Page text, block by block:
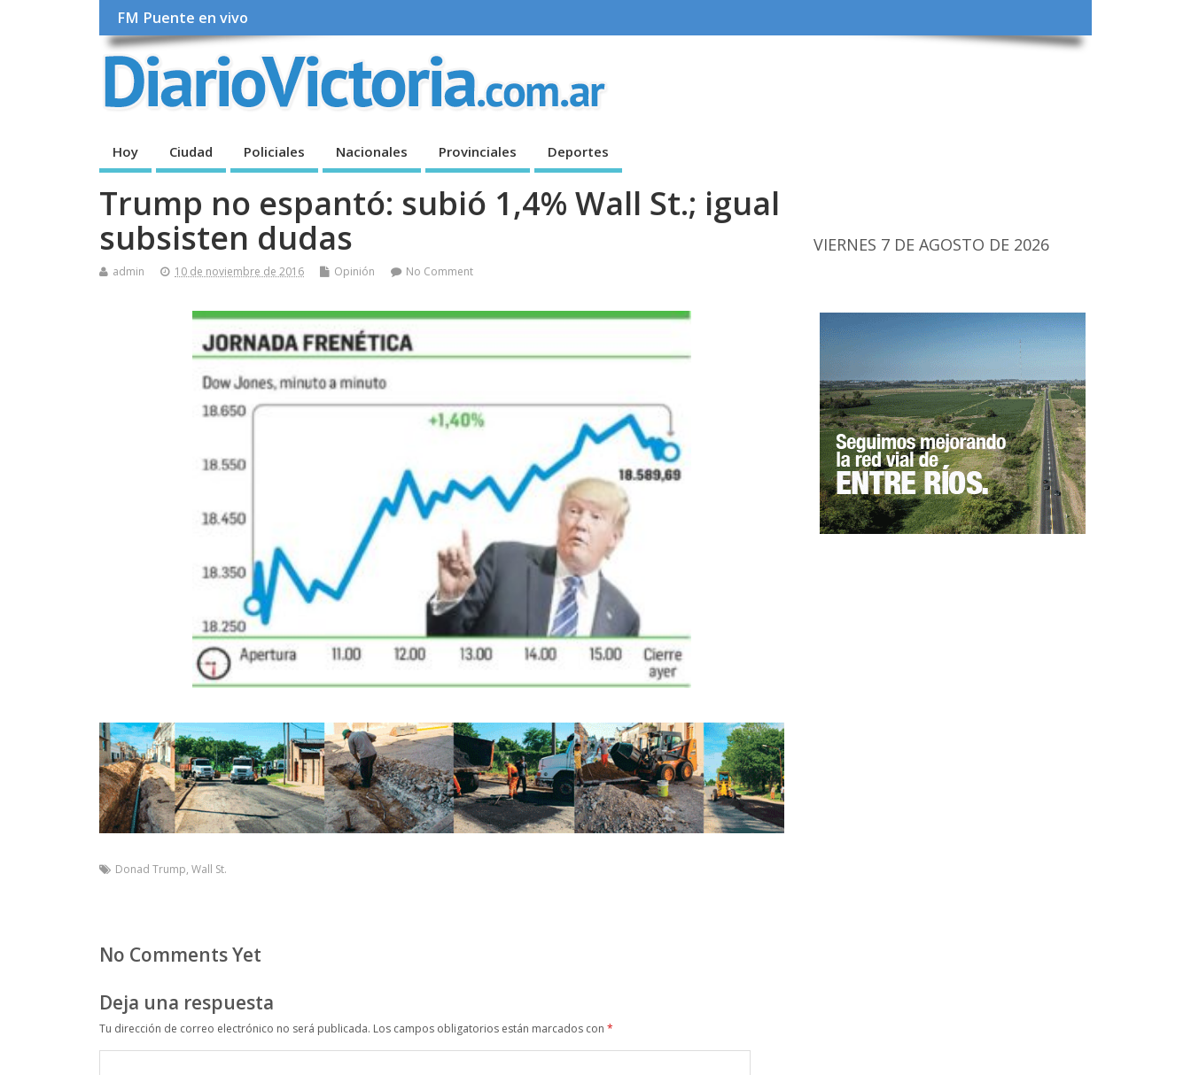
FM Puente en vivo
Hoy Ciudad Policiales Nacionales Provinciales Deportes
Trump no espantó: subió 1,4% Wall St.; igual
subsisten dudas
admin 10 de noviembre de 2016 Opinión No Comment
Donad Trump, Wall St.
No Comments Yet
Deja una respuesta
Tu dirección de correo electrónico no será publicada. Los campos obligatorios están marcados con *
VIERNES 7 DE AGOSTO DE 2026